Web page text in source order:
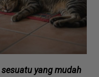
yang mudah